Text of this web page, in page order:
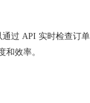
通过 API 实时检查订
和效率。